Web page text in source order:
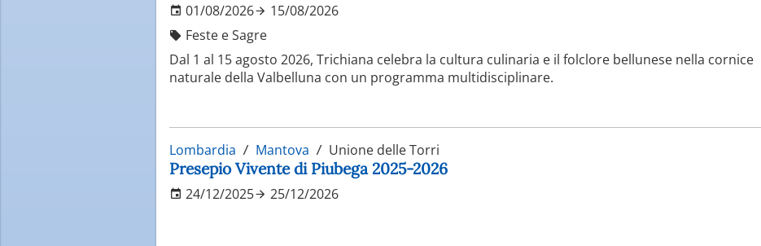
01/08/2026
15/08/2026
Feste e Sagre
Dal 1 al 15 agosto 2026, Trichiana celebra la cultura culinaria e il folclore bellunese nella cornice
naturale della Valbelluna con un programma multidisciplinare.
Lombardia Mantova Unione delle Torri
Presepio Vivente di Piubega 2025-2026
24/12/2025 25/12/2026